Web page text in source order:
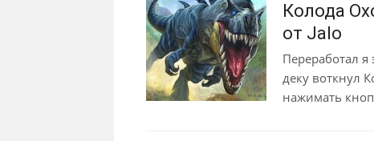
Колода
от Jalo
Переработал я
деку воткнул
нажимать